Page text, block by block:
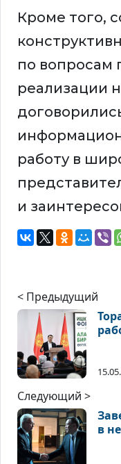
Кроме того,
по вопросам
реализации
работу в
и
< Предыдущий
Следующий >
в